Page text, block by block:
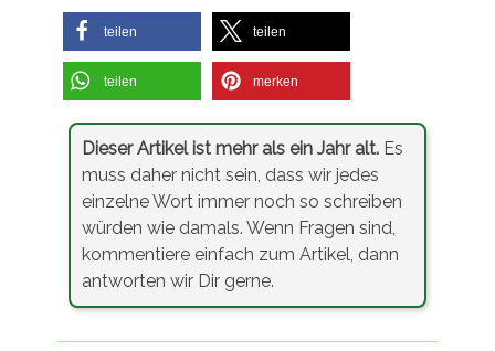
teilen teilen
teilen merken
Dieser Artikel ist mehr als ein Jahr alt. Es
muss daher nicht sein, dass wir jedes
einzelne Wort immer noch so schreiben
würden wie damals. Wenn Fragen sind,
kommentiere einfach zum Artikel, dann
antworten wir Dir gerne.